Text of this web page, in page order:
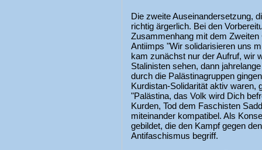
Die zweite Auseinandersetzung,
richtig ärgerlich. Bei den
Zusammenhang mit dem
Antiimps "Wir solidarisieren uns
kam zunächst nur der Aufruf, wir
Stalinisten sehen, dann
durch die Palästinagruppen
Kurdistan-Solidarität aktiv waren,
"Palästina, das Volk wird Dich
Kurden, Tod dem Faschisten
miteinander kompatibel. Als
gebildet, die den Kampf gegen
Antifaschismus begriff.